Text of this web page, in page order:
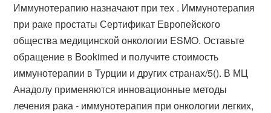
Иммунотерапию назначают при тех . Иммунотерапия
при раке простаты Сертификат Европейского
общества медицинской онкологии ESMO. Оставьте
обращение в Bookimed и получите стоимость
иммунотерапии в Турции и других странах/5(). В МЦ
Анадолу применяются инновационные методы
лечения рака - иммунотерапия при онкологии легких,